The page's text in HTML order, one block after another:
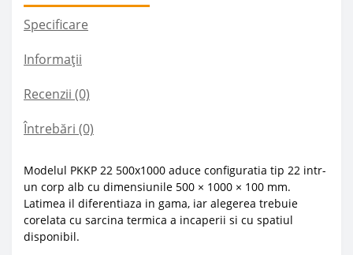
Specificare
Informații
Recenzii (0)
Întrebări (0)
Modelul PKKP 22 500x1000 aduce configuratia tip 22 intr-
un corp alb cu dimensiunile 500 × 1000 × 100 mm.
Latimea il diferentiaza in gama, iar alegerea trebuie
corelata cu sarcina termica a incaperii si cu spatiul
disponibil.